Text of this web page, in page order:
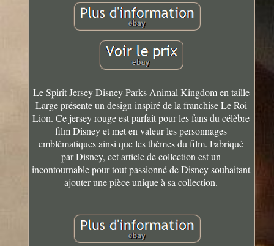
Le Spirit Jersey Disney Parks Animal Kingdom en taille
Large présente un design inspiré de la franchise Le Roi
Lion. Ce jersey rouge est parfait pour les fans du célèbre
film Disney et met en valeur les personnages
emblématiques ainsi que les thèmes du film. Fabriqué
par Disney, cet article de collection est un
incontournable pour tout passionné de Disney souhaitant
ajouter une pièce unique à sa collection.